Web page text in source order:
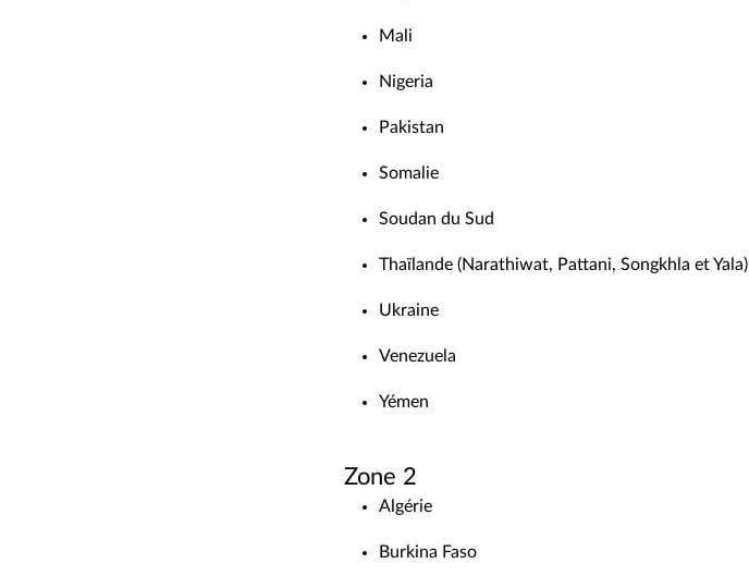
Mali
Nigeria
Pakistan
Somalie
Soudan du Sud
Thaïlande (Narathiwat, Pattani, Songkhla et Yala)
Ukraine
Venezuela
Yémen
Zone 2
Algérie
Burkina Faso